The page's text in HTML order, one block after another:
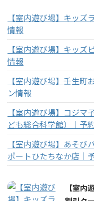
【室内遊び場】キッ
情報
【室内遊び場】キッ
情報
【室内遊び場】壬生
ン情報
【室内遊び場】コジ
ども総合科学館）｜予
【室内遊び場】あそび
ポートひたちなか店｜
【室内